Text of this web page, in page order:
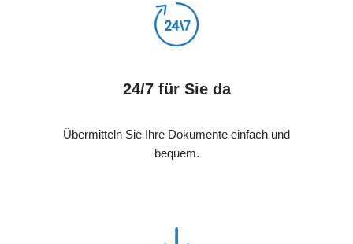
24/7 für Sie da
Übermitteln Sie Ihre Dokumente einfach und
bequem.